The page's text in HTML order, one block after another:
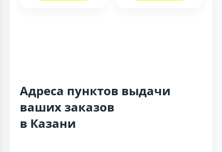
Адреса пунктов выдачи
ваших заказов
в Казани